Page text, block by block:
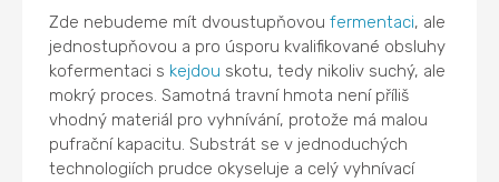
Zde nebudeme mít dvoustupňovoufermentaci, ale
jednostupňovou a pro úsporu kvalifikované obsluhy
kofermentaci s kejdou skotu, tedy nikoliv suchý, ale
mokrý proces. Samotná travní hmota není příliš
vhodný materiál pro vyhnívání, protože má malou
pufrační kapacitu. Substrát se v jednoduchých
technologiích prudce okyseluje a celý vyhnívací